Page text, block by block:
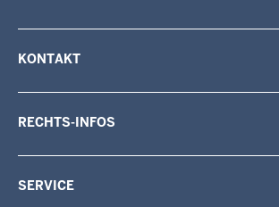
KONTAKT
RECHTS-INFOS
SERVICE